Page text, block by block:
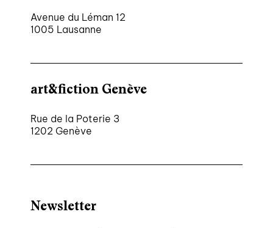
Avenue du Léman 12
1005 Lausanne
art&fiction Genève
Rue de la Poterie 3
1202 Genève
Newsletter